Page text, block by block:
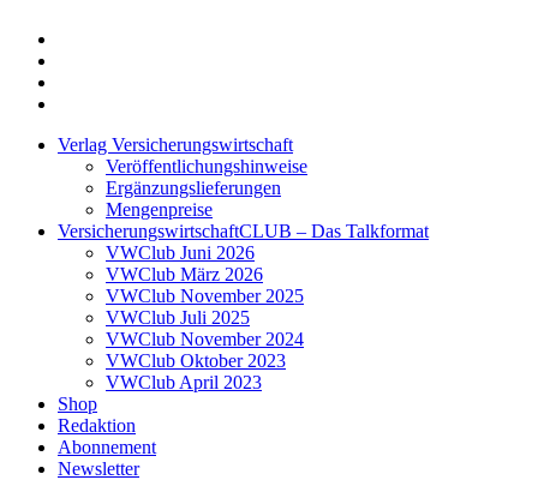
Verlag Versicherungswirtschaft
Veröffentlichungshinweise
Ergänzungslieferungen
Mengenpreise
VersicherungswirtschaftCLUB – Das Talkformat
VWClub Juni 2026
VWClub März 2026
VWClub November 2025
VWClub Juli 2025
VWClub November 2024
VWClub Oktober 2023
VWClub April 2023
Shop
Redaktion
Abonnement
Newsletter